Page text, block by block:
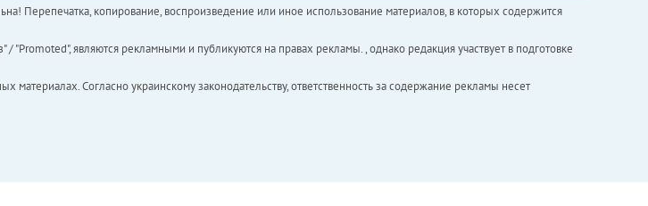
Перепечатка, копирование, воспроизведение или иное использование материалов, в которых содержится
являются рекламными и публикуются на правах рекламы. , однако редакция участвует в подготовке
Согласно украинскому законодательству, ответственность за содержание рекламы несет